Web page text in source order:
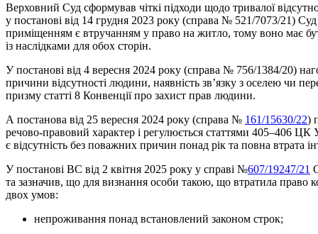
Верховний Суд сформував чіткі підходи щодо тривалої
у постанові від 14 грудня 2023 року (справа № 521/7073/21)
приміщенням є втручанням у право на житло, тому воно має
із наслідками для обох сторін.
У постанові від 4 вересня 2024 року (справа № 756/1384/20)
причини відсутності людини, наявність зв’язку з оселею чи
призму статті 8 Конвенції про захист прав людини.
А постанова від 25 вересня 2024 року (справа № 161/15630/22)
речово-правовий характер і регулюється статтями 405–406
є відсутність без поважних причин понад рік та повна втрата
У постанові ВС від 2 квітня 2025 року у справі №607/19247/21
та зазначив, що для визнання особи такою, що втратила право
двох умов:
непроживання понад встановлений законом строк;